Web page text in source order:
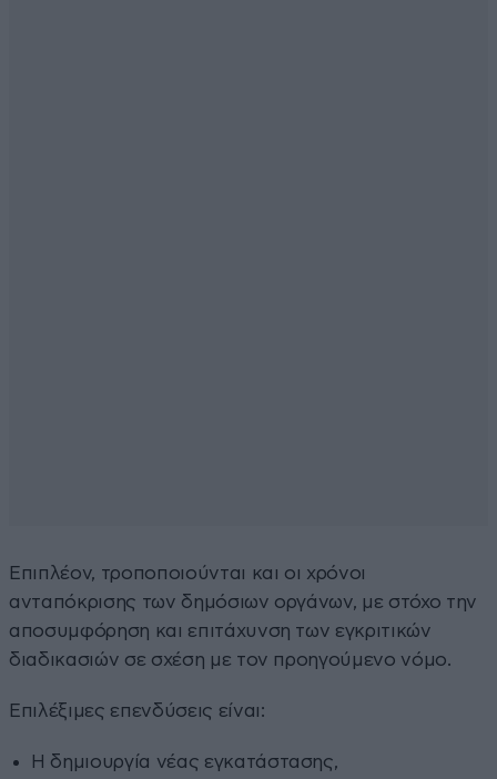
Επιπλέον, τροποποιούνται και οι χρόνοι
ανταπόκρισης των δημόσιων οργάνων, με στόχο την
αποσυμφόρηση και επιτάχυνση των εγκριτικών
διαδικασιών σε σχέση με τον προηγούμενο νόμο.
Επιλέξιμες επενδύσεις είναι:
Η δημιουργία νέας εγκατάστασης,